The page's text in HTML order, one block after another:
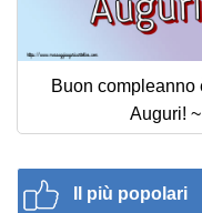
Buon compleanno
Auguri!
Il più popolari